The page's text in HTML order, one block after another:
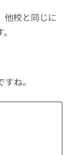
他校と同じに
ね。